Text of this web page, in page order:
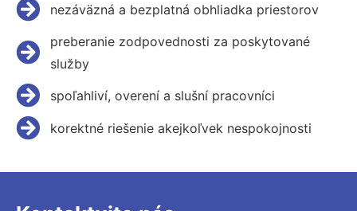
nezáväzná a bezplatná obhliadka priestorov
preberanie zodpovednosti za poskytované
služby
spoľahliví, overení a slušní pracovníci
korektné riešenie akejkoľvek nespokojnosti